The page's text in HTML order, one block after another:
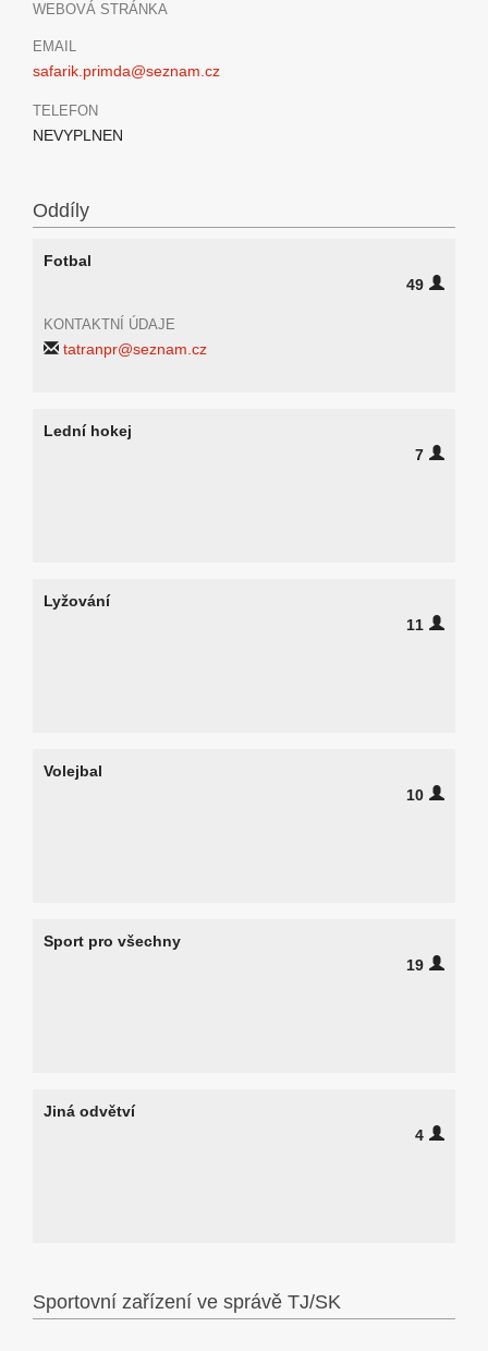
WEBOVÁ STRÁNKA
EMAIL
safarik.primda@seznam.cz
TELEFON
NEVYPLNEN
Oddíly
Fotbal
49
KONTAKTNÍ ÚDAJE
tatranpr@seznam.cz
Lední hokej
7
Lyžování
11
Volejbal
10
Sport pro všechny
19
Jiná odvětví
4
Sportovní zařízení ve správě TJ/SK